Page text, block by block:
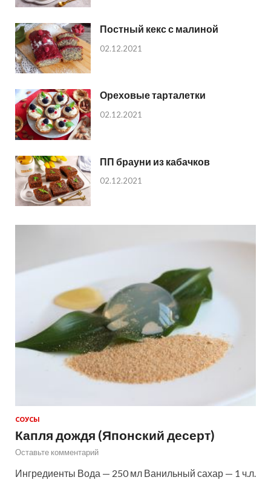
Постный кекс с малиной
02.12.2021
Ореховые тарталетки
02.12.2021
ПП брауни из кабачков
02.12.2021
СОУСЫ
Капля дождя (Японский десерт)
Оставьте комментарий
Ингредиенты Вода — 250 мл Ванильный сахар — 1 ч.л.